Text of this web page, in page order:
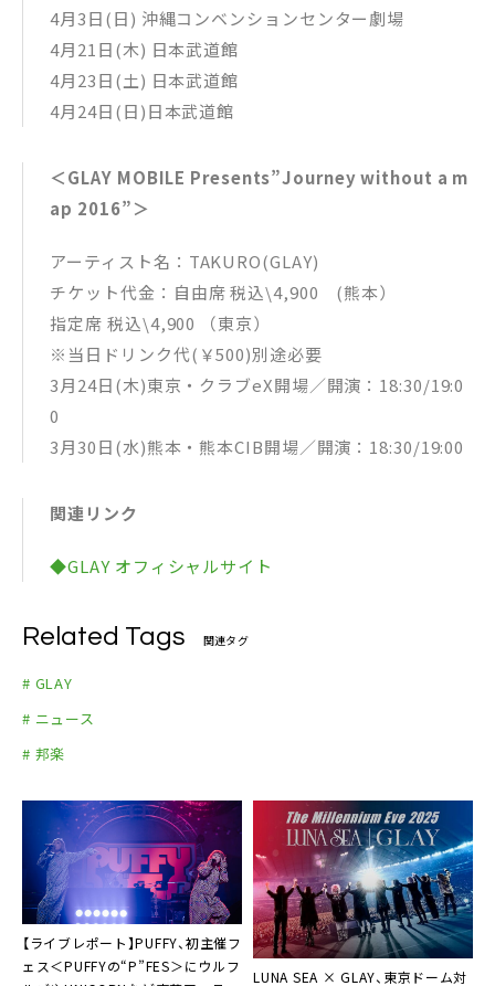
4月3日(日) 沖縄コンベンションセンター劇場
4月21日(木) 日本武道館
4月23日(土) 日本武道館
4月24日(日)日本武道館
＜GLAY MOBILE Presents”Journey without a m
ap 2016”＞
アーティスト名：TAKURO(GLAY)
チケット代金：自由席 税込\4,900 (熊本）
指定席 税込\4,900 （東京）
※当日ドリンク代(￥500)別途必要
3月24日(木)東京・クラブeX開場／開演：18:30/19:0
0
3月30日(水)熊本・熊本CIB開場／開演：18:30/19:00
関連リンク
◆GLAY オフィシャルサイト
Related Tags 関連タグ
# GLAY
# ニュース
# 邦楽
【ライブレポート】PUFFY、初主催フ
ェス＜PUFFYの“P”FES＞にウルフ
LUNA SEA × GLAY、東京ドーム対